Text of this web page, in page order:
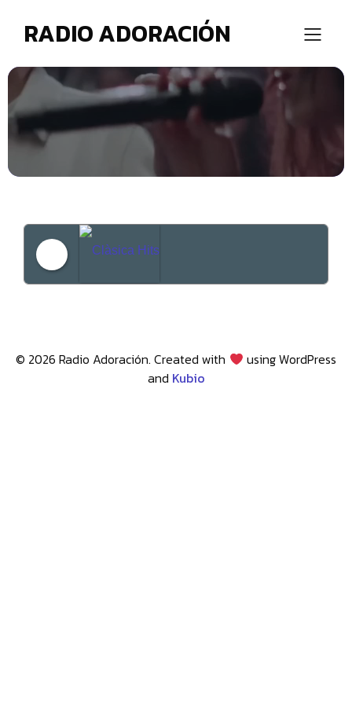
RADIO ADORACIÓN
© 2026 Radio Adoración. Created with
using WordPress
and Kubio